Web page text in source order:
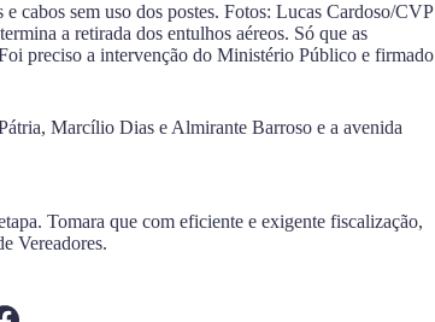
cabos sem uso dos postes. Fotos: Lucas Cardoso/CVP
a retirada dos entulhos aéreos. Só que as
preciso a intervenção do Ministério Público e firmado
Marcílio Dias e Almirante Barroso e a avenida
Tomara que com eficiente e exigente fiscalização,
Vereadores.